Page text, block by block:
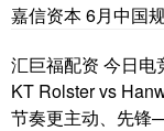
嘉信资本 6月中国
汇巨福配资 今日电
KT Rolster vs
节奏更主动、先锋